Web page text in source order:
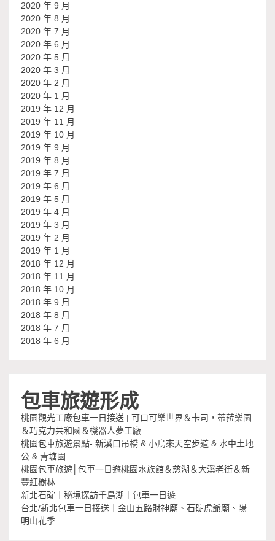
2020 年 9 月
2020 年 8 月
2020 年 7 月
2020 年 6 月
2020 年 5 月
2020 年 3 月
2020 年 2 月
2020 年 1 月
2019 年 12 月
2019 年 11 月
2019 年 10 月
2019 年 9 月
2019 年 8 月
2019 年 7 月
2019 年 6 月
2019 年 5 月
2019 年 4 月
2019 年 3 月
2019 年 2 月
2019 年 1 月
2018 年 12 月
2018 年 11 月
2018 年 10 月
2018 年 9 月
2018 年 8 月
2018 年 7 月
2018 年 6 月
包車旅遊形成
桃園觀光工廠包車一日接送 | 可口可樂世界＆卡司，蒂菈樂園
＆巧克力共和國＆機器人夢工廠
桃園包車旅遊景點- 新溪口吊橋 & 小烏來天空步道 & 水中土地
公 & 青塘園
桃園包車旅遊│包車一日遊桃園水族館＆慈湖＆大溪老街＆新
豐紅樹林
新北石碇｜秘境探訪千島湖｜包車一日遊
台北/新北包車一日接送｜金山五路財神廟、石碇虎爺廟、陽
明山花季